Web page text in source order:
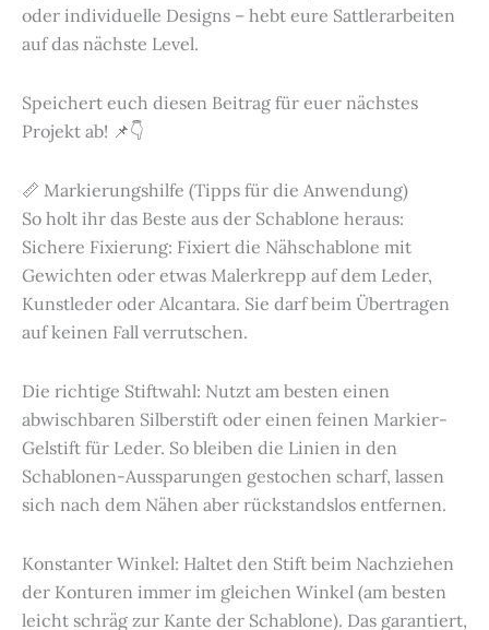
oder individuelle Designs – hebt eure Sattlerarbeiten
auf das nächste Level.
Speichert euch diesen Beitrag für euer nächstes
Projekt ab! 📌👇
📏 Markierungshilfe (Tipps für die Anwendung)
So holt ihr das Beste aus der Schablone heraus:
Sichere Fixierung: Fixiert die Nähschablone mit
Gewichten oder etwas Malerkrepp auf dem Leder,
Kunstleder oder Alcantara. Sie darf beim Übertragen
auf keinen Fall verrutschen.
Die richtige Stiftwahl: Nutzt am besten einen
abwischbaren Silberstift oder einen feinen Markier-
Gelstift für Leder. So bleiben die Linien in den
Schablonen-Aussparungen gestochen scharf, lassen
sich nach dem Nähen aber rückstandslos entfernen.
Konstanter Winkel: Haltet den Stift beim Nachziehen
der Konturen immer im gleichen Winkel (am besten
leicht schräg zur Kante der Schablone). Das garantiert,